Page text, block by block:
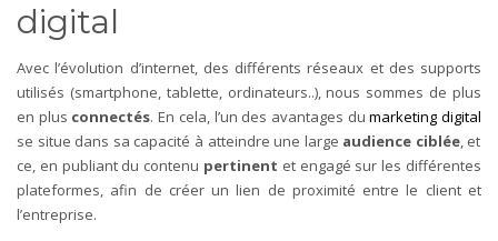
digital
Avec l’évolution d’internet, des différents réseaux et des supports
utilisés (smartphone, tablette, ordinateurs..), nous sommes de plus
en plus connectés.En cela, l’un des avantages dumarketing digital
se situe dans sa capacité à atteindre une large audience ciblée, et
ce, en publiant du contenu pertinent et engagé sur les différentes
plateformes, afin de créer un lien de proximité entre le client et
l’entreprise.